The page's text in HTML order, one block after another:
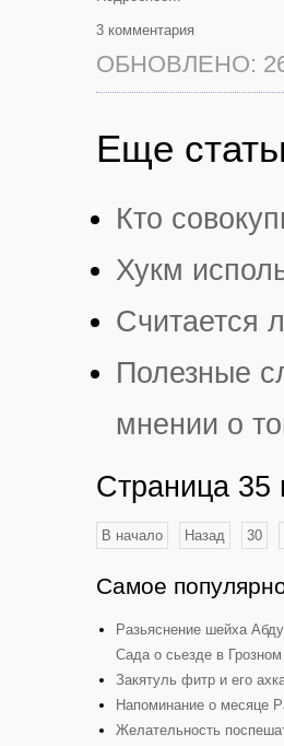
3 комментария
ОБНОВЛЕНО:
Еще
Кто
Хукм
Считается
Полезные
мнении о
Страница 35
В начало Назад 30
Самое
Разьяснение шейха
Сада о сьезде в Грозном
Закятуль фитр и его
Напоминание о месяце
Желательность